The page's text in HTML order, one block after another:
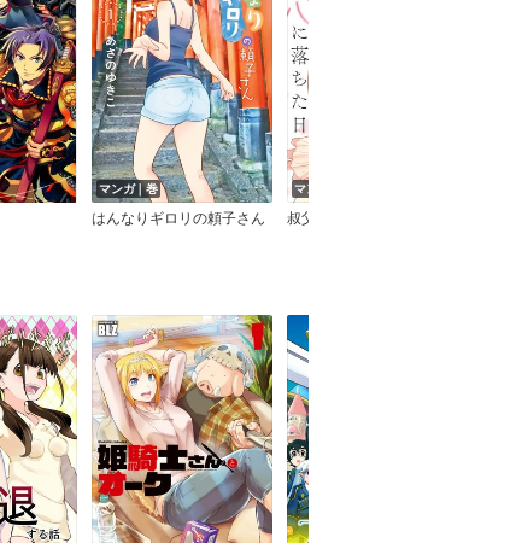
マンガ｜巻
はんなりギロリの頼子さん
マンガ｜話